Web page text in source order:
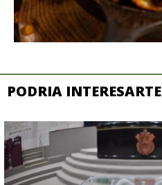
PODRIA INTERESARTE